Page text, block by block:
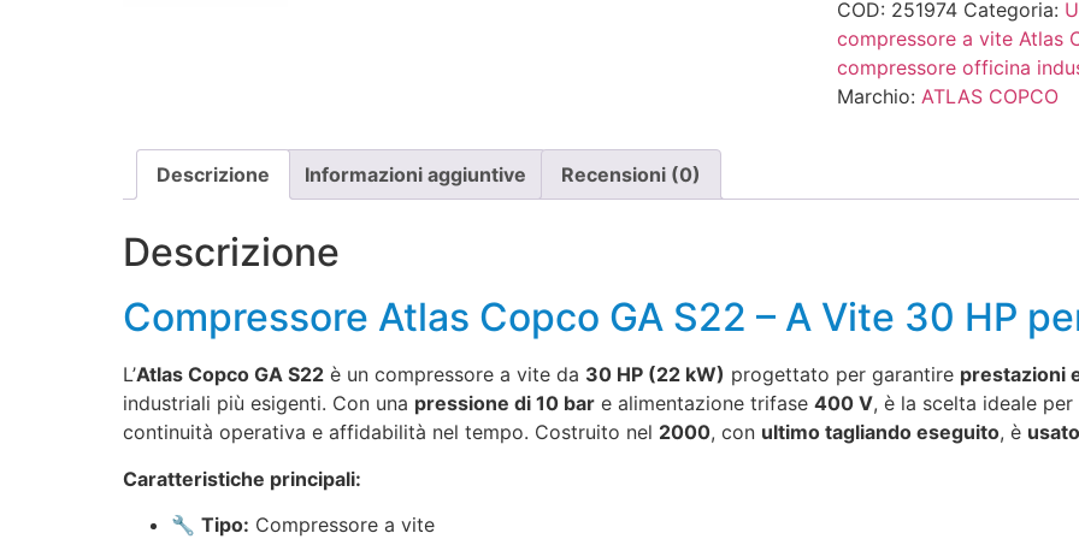
COD: 251974 Categoria:
compressore a vite Atlas
compressore officina
Marchio: ATLAS COPCO
Descrizione Informazioni aggiuntive Recensioni (0)
Descrizione
Compressore Atlas Copco GA S22 – A Vite 30 HP
L’Atlas Copco GA S22 è un compressore a vite da 30 HP (22 kW) progettato per garantire prestazioni
industriali più esigenti. Con una pressione di 10 bar e alimentazione trifase 400 V, è la scelta ideale per
continuità operativa e affidabilità nel tempo. Costruito nel 2000, con ultimo tagliando eseguito, è
Caratteristiche principali:
🔧 Tipo: Compressore a vite